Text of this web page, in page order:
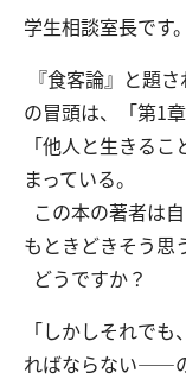
中学生の方
保護者の方
交通
学生相談室長です。
『食客論』と題
の冒頭は、「第1
「他人と生きる
まっている。
この本の著者は
もときどきそう思
どうですか？
「しかしそれで
ればならない――